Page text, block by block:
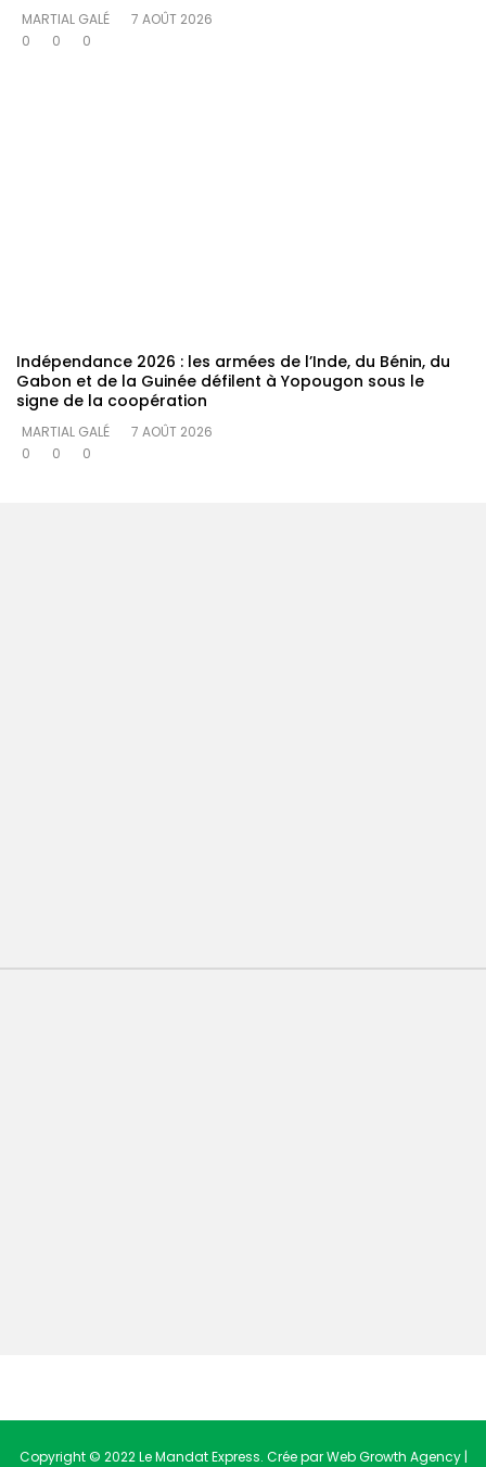
MARTIAL GALÉ
7 AOÛT 2026
0
0 0
Indépendance 2026 : les armées de l’Inde, du Bénin, du
Gabon et de la Guinée défilent à Yopougon sous le
signe de la coopération
MARTIAL GALÉ
7 AOÛT 2026
0
0 0
Copyright © 2022 Le Mandat Express. Crée par Web Growth Agency |